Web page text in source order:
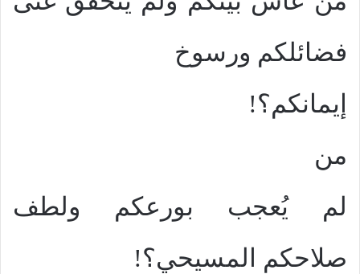
فضائلكم ورسوخ
إيمانكم؟!
من
لم يُعجب بورعكم ولطف
صلاحكم المسيحي؟!